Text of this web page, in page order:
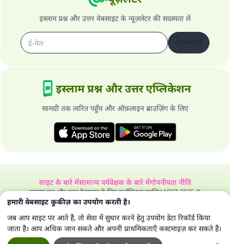
इस्लाम प्रश्न और उत्तर वेबसाइट के न्यूज़लेटर की सदस्यता लें
इस्लाम प्रश्न और उत्तर एप्लिकेशन
सामग्री तक त्वरित पहुँच और ऑफ़लाइन ब्राउज़िंग के लिए
साइट के बारे मेंसामान्य पर्यवेक्षक के बारे मेंगोपनीयता नीति
इस्लाम प्रश्न और उत्तर वेबसाइट के लिए सर्वाधिकार सुरक्षित 1997-2025 ©
हमारी वेबसाइट कुकीज़ का उपयोग करती है।
जब आप साइट पर आते हैं, तो सेवा में सुधार करने हेतु उपयोग डेटा रिकॉर्ड किया
जाता है। आप अधिक जान सकते और अपनी प्राथमिकताएँ कस्टमाइज़ कर सकते हैं।